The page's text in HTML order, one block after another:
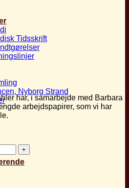
Tidsskrift
Nyborg Strand
har, i samarbejde med Barbara
arbejdspapirer, som vi har